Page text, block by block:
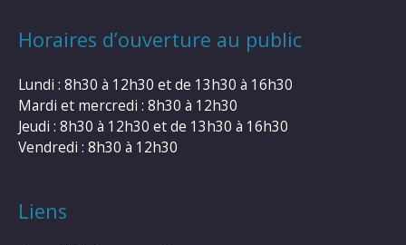
Horaires d’ouverture au public
Lundi : 8h30 à 12h30 et de 13h30 à 16h30
Mardi et mercredi : 8h30 à 12h30
Jeudi : 8h30 à 12h30 et de 13h30 à 16h30
Vendredi : 8h30 à 12h30
Liens